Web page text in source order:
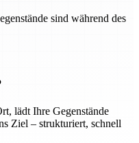
sind während des
lädt Ihre Gegenstände
Ziel – strukturiert, schnell